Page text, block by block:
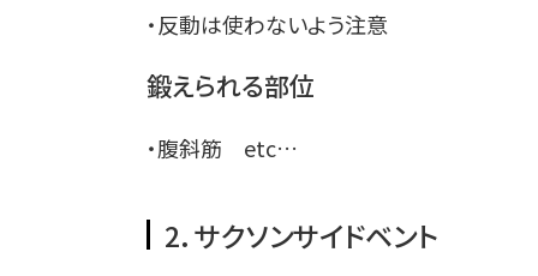
・反動は使わないよう注意
鍛えられる部位
・腹斜筋 etc…
2．サクソンサイドベント